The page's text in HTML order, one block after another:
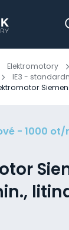
Elektromotory
IE3 -
- 1000 ot/